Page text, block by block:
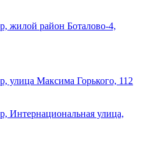
жилой район Боталово-4,
улица Максима Горького, 112
Интернациональная улица,